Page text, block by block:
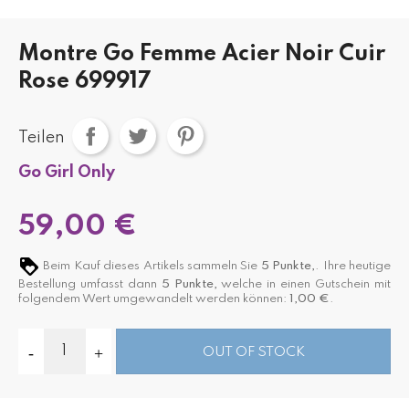
Montre Go Femme Acier Noir Cuir
Rose 699917
Teilen
Go Girl Only
59,00 €
Beim Kauf dieses Artikels sammeln Sie 5 Punkte, . Ihre heutige
Bestellung umfasst dann 5 Punkte, welche in einen Gutschein mit
folgendem Wert umgewandelt werden können: 1,00 € .
OUT OF STOCK